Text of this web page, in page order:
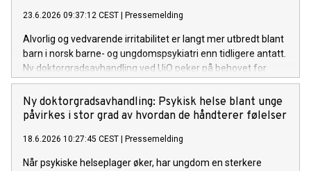
23.6.2026 09:37:12 CEST Pressemelding
Alvorlig og vedvarende irritabilitet er langt mer utbredt blant
barn i norsk barne- og ungdomspsykiatri enn tidligere antatt.
Ny doktorgradsavhandling ved UiO peker på behovet for
tidlig identifisering samt tiltak som retter seg mot både
barnets reguleringsvansker og foreldrenes belastning.
Ny doktorgradsavhandling: Psykisk helse blant unge
påvirkes i stor grad av hvordan de håndterer følelser
18.6.2026 10:27:45 CEST Pressemelding
Når psykiske helseplager øker, har ungdom en sterkere